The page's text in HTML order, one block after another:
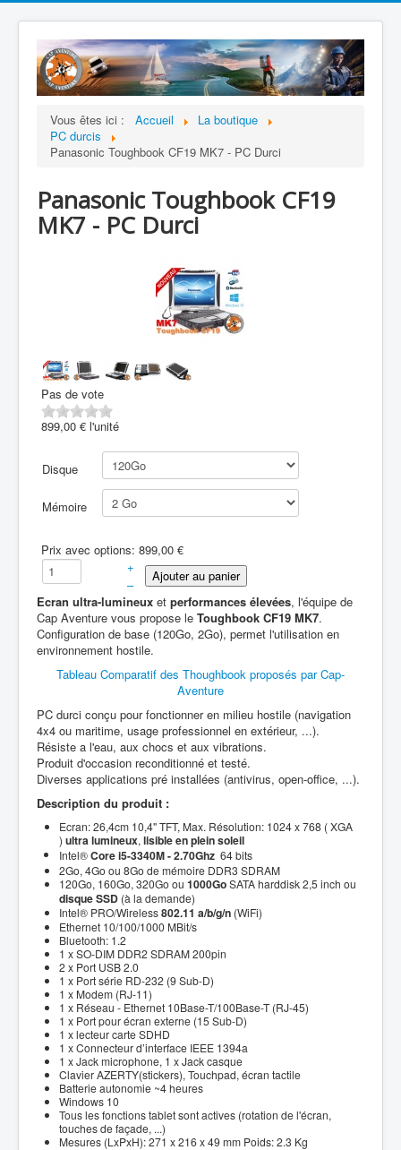
Vous êtes ici : Accueil
La boutique
PC durcis
Panasonic Toughbook CF19 MK7 - PC Durci
Panasonic Toughbook CF19
MK7 - PC Durci
Pas de vote
899,00 € l'unité
Disque
Mémoire
Prix avec options: 899,00 €
+
–
Ecran ultra-lumineux et performances élevées, l'équipe de
Cap Aventure vous propose le Toughbook CF19 MK7.
Configuration de base (120Go, 2Go), permet l'utilisation en
environnement hostile.
Tableau Comparatif des Thoughbook proposés par Cap-
Aventure
PC durci conçu pour fonctionner en milieu hostile (navigation
4x4 ou maritime, usage professionnel en extérieur, ...).
Résiste a l'eau, aux chocs et aux vibrations.
Produit d'occasion reconditionné et testé.
Diverses applications pré installées (antivirus, open-office, ...).
Description du produit :
Ecran: 26,4cm 10,4" TFT, Max. Résolution: 1024 x 768 ( XGA
) ultra lumineux, lisible en plein soleil
Intel®Core i5-3340M - 2.70Ghz 64 bits
2Go, 4Go ou 8Go de mémoire DDR3 SDRAM
120Go, 160Go, 320Go ou 1000GoSATA harddisk 2,5 inch ou
disque SSD (à la demande)
Intel® PRO/Wireless802.11 a/b/g/n (WiFi)
Ethernet 10/100/1000 MBit/s
Bluetooth: 1.2
1 x SO-DIM DDR2 SDRAM 200pin
2 x Port USB 2.0
1 x Port série RD-232 (9 Sub-D)
1 x Modem (RJ-11)
1 x Réseau - Ethernet 10Base-T/100Base-T (RJ-45)
1 x Port pour écran externe (15 Sub-D)
1 x lecteur carte SDHD
1 x Connecteur d’interface IEEE 1394a
1 x Jack microphone, 1 x Jack casque
Clavier AZERTY(stickers), Touchpad, écran tactile
Batterie autonomie ~4 heures
Windows 10
Tous les fonctions tablet sont actives (rotation de l'écran,
touches de façade, ...)
Mesures (LxPxH): 271 x 216 x 49 mm Poids: 2.3 Kg